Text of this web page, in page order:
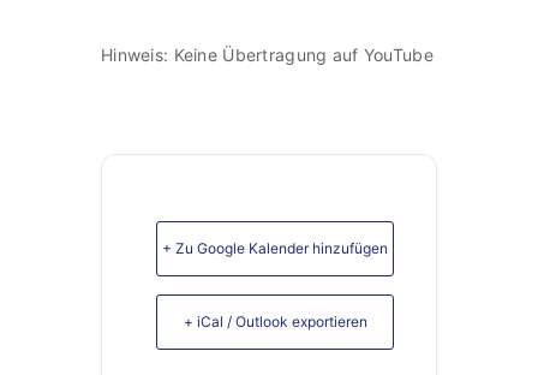
Hinweis: Keine Übertragung auf YouTube
+ Zu Google Kalender hinzufügen
+ iCal / Outlook exportieren